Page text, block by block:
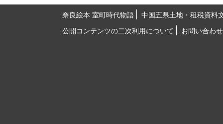
奈良絵本 室町時代物語
中国五県土地・租税資料
公開コンテンツの二次利用について
お問い合わせ